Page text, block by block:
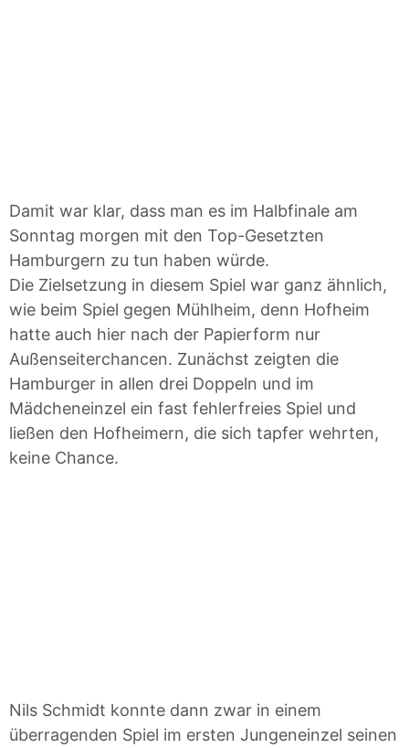
Damit war klar, dass man es im Halbfinale am
Sonntag morgen mit den Top-Gesetzten
Hamburgern zu tun haben würde.
Die Zielsetzung in diesem Spiel war ganz ähnlich,
wie beim Spiel gegen Mühlheim, denn Hofheim
hatte auch hier nach der Papierform nur
Außenseiterchancen. Zunächst zeigten die
Hamburger in allen drei Doppeln und im
Mädcheneinzel ein fast fehlerfreies Spiel und
ließen den Hofheimern, die sich tapfer wehrten,
keine Chance.
Nils Schmidt konnte dann zwar in einem
überragenden Spiel im ersten Jungeneinzel seinen